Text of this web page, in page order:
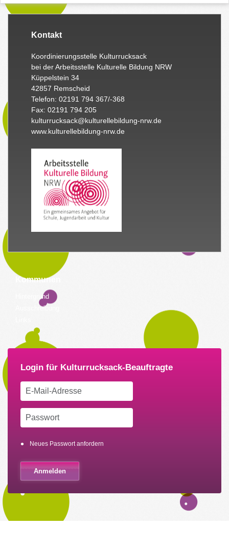
Kontakt
Koordinierungsstelle Kulturrucksack
bei der Arbeitsstelle Kulturelle Bildung NRW
Küppelstein 34
42857 Remscheid
Telefon: 02191 794 367/-368
Fax: 02191 794 205
kulturrucksack@kulturellebildung-nrw.de
www.kulturellebildung-nrw.de
Kommunen
Hintergrund
Ausschreibung
Neues Passwort anfordern